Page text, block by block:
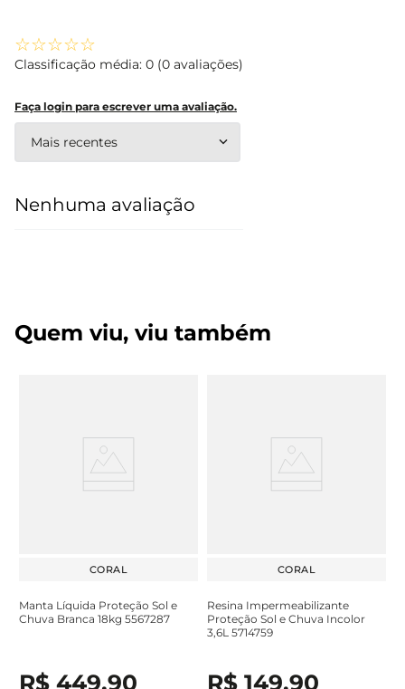
☆☆☆☆☆
Classificação média: 0 (0 avaliações)
Faça login para escrever uma avaliação.
Mais recentes
Nenhuma avaliação
Quem viu, viu também
CORAL
Manta Líquida Proteção Sol e
Chuva Branca 18kg 5567287
R$ 449,90
CORAL
Resina Impermeabilizante
Proteção Sol e Chuva Incolor
3,6L 5714759
R$ 149,90